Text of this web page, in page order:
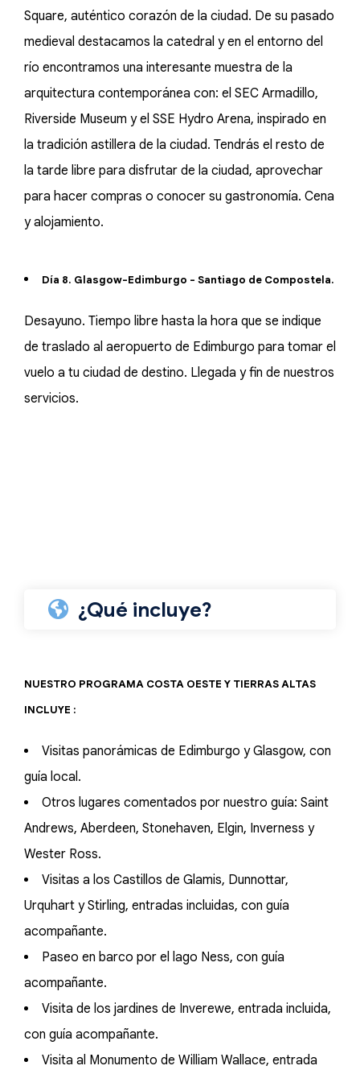
Square, auténtico corazón de la ciudad. De su pasado
medieval destacamos la catedral y en el entorno del
río encontramos una interesante muestra de la
arquitectura contemporánea con: el SEC Armadillo,
Riverside Museum y el SSE Hydro Arena, inspirado en
la tradición astillera de la ciudad. Tendrás el resto de
la tarde libre para disfrutar de la ciudad, aprovechar
para hacer compras o conocer su gastronomía. Cena
y alojamiento.
Día 8. Glasgow-Edimburgo - Santiago de Compostela.
Desayuno. Tiempo libre hasta la hora que se indique
de traslado al aeropuerto de Edimburgo para tomar el
vuelo a tu ciudad de destino. Llegada y fin de nuestros
servicios.
¿Qué incluye?
NUESTRO PROGRAMA COSTA OESTE Y TIERRAS ALTAS
INCLUYE :
Visitas panorámicas de Edimburgo y Glasgow, con
guía local.
Otros lugares comentados por nuestro guía: Saint
Andrews, Aberdeen, Stonehaven, Elgin, Inverness y
Wester Ross.
Visitas a los Castillos de Glamis, Dunnottar,
Urquhart y Stirling, entradas incluidas, con guía
acompañante.
Paseo en barco por el lago Ness, con guía
acompañante.
Visita de los jardines de Inverewe, entrada incluida,
con guía acompañante.
Visita al Monumento de William Wallace, entrada